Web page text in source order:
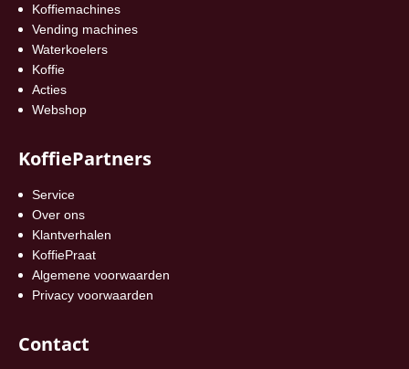
Koffiemachines
Vending machines
Waterkoelers
Koffie
Acties
Webshop
KoffiePartners
Service
Over ons
Klantverhalen
KoffiePraat
Algemene voorwaarden
Privacy voorwaarden
Contact